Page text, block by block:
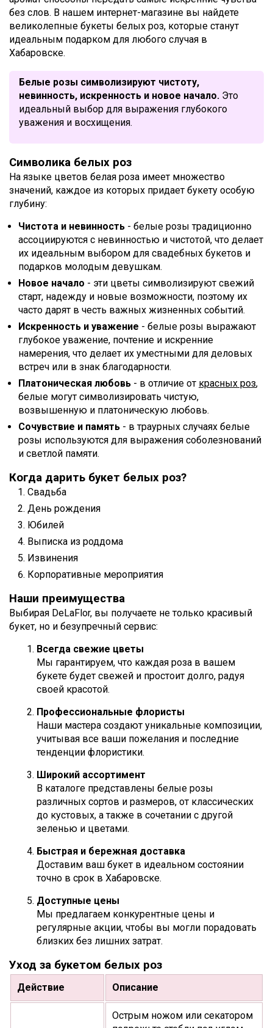
без слов. В нашем интернет-магазине вы найдете
великолепные букеты белых роз, которые станут
идеальным подарком для любого случая в
Хабаровске.
Белые розы символизируют чистоту,
невинность, искренность и новое начало. Это
идеальный выбор для выражения глубокого
уважения и восхищения.
Символика белых роз
На языке цветов белая роза имеет множество
значений, каждое из которых придает букету особую
глубину:
Чистота и невинность - белые розы традиционно
ассоциируются с невинностью и чистотой, что делает
их идеальным выбором для свадебных букетов и
подарков молодым девушкам.
Новое начало - эти цветы символизируют свежий
старт, надежду и новые возможности, поэтому их
часто дарят в честь важных жизненных событий.
Искренность и уважение - белые розы выражают
глубокое уважение, почтение и искренние
намерения, что делает их уместными для деловых
встреч или в знак благодарности.
Платоническая любовь - в отличие от красных роз,
белые могут символизировать чистую,
возвышенную и платоническую любовь.
Сочувствие и память - в траурных случаях белые
розы используются для выражения соболезнований
и светлой памяти.
Когда дарить букет белых роз?
Свадьба
День рождения
Юбилей
Выписка из роддома
Извинения
Корпоративные мероприятия
Наши преимущества
Выбирая DeLaFlor, вы получаете не только красивый
букет, но и безупречный сервис:
Всегда свежие цветы
Мы гарантируем, что каждая роза в вашем
букете будет свежей и простоит долго, радуя
своей красотой.
Профессиональные флористы
Наши мастера создают уникальные композиции,
учитывая все ваши пожелания и последние
тенденции флористики.
Широкий ассортимент
В каталоге представлены белые розы
различных сортов и размеров, от классических
до кустовых, а также в сочетании с другой
зеленью и цветами.
Быстрая и бережная доставка
Доставим ваш букет в идеальном состоянии
точно в срок в Хабаровске.
Доступные цены
Мы предлагаем конкурентные цены и
регулярные акции, чтобы вы могли порадовать
близких без лишних затрат.
Уход за букетом белых роз
Действие Описание
Острым ножом или секатором